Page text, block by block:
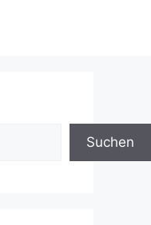
Suchen